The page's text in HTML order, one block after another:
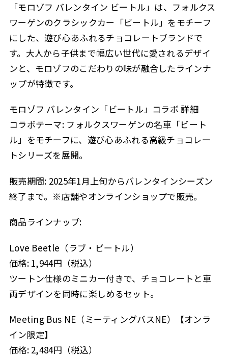
「モロゾフ バレンタイン ビートル」は、フォルクス
ワーゲンのクラシックカー「ビートル」をモチーフ
にした、遊び心あふれるチョコレートブランドで
す。大人から子供まで幅広い世代に愛されるデザイ
ンと、モロゾフのこだわりの味が融合したラインナ
ップが特徴です。
モロゾフ バレンタイン「ビートル」コラボ 詳細
コラボテーマ: フォルクスワーゲンの名車「ビート
ル」をモチーフに、遊び心あふれる高級チョコレー
トシリーズを展開。
販売期間: 2025年1月上旬からバレンタインシーズン
終了まで。※店舗やオンラインショップで販売。
商品ラインナップ:
Love Beetle（ラブ・ビートル）
価格: 1,944円（税込）
ツートン仕様のミニカー付きで、チョコレートと車
両デザインを同時に楽しめるセット。
Meeting Bus NE（ミーティングバスNE）【オンラ
イン限定】
価格: 2,484円（税込）